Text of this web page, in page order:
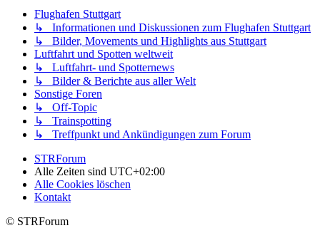
Flughafen Stuttgart
↳ Informationen und Diskussionen zum Flughafen Stuttgart
↳ Bilder, Movements und Highlights aus Stuttgart
Luftfahrt und Spotten weltweit
↳ Luftfahrt- und Spotternews
↳ Bilder & Berichte aus aller Welt
Sonstige Foren
↳ Off-Topic
↳ Trainspotting
↳ Treffpunkt und Ankündigungen zum Forum
STRForum
Alle Zeiten sind UTC+02:00
Alle Cookies löschen
Kontakt
© STRForum